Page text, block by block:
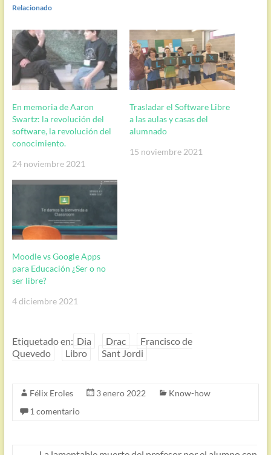
Relacionado
En memoria de Aaron
Swartz: la revolución del
software, la revolución del
conocimiento.
24 noviembre 2021
Trasladar el Software Libre
a las aulas y casas del
alumnado
15 noviembre 2021
Moodle vs Google Apps
para Educación ¿Ser o no
ser libre?
4 diciembre 2021
Etiquetado en: Dia Drac
Francisco de
Quevedo
Libro Sant Jordi
Félix Eroles 3 enero 2022
Know-how
1 comentario